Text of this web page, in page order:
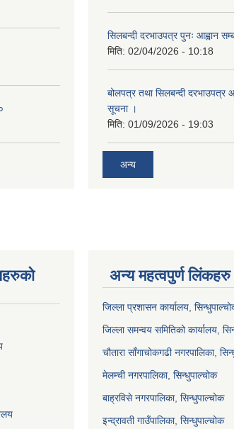
सिलबन्दी दरभाउपत्र पुनः आह्वान
मिति: 02/04/2026 - 10:18
बोलपत्र तथा सिलबन्दी दरभाउपत्र
सूचना ।
मिति: 01/09/2026 - 19:03
अन्य
अन्य महत्वपुर्ण लिंकहरु
जिल्ला प्रशासन कार्यालय,
जिल्ला समन्वय समितिको कार्यालय,
चौतारा साँगाचोकगढी नगरपालिका,
मेलम्ची नगरपालिका, सिन्धुपाल्चोक
बाह्रविसे नगरपालिका, सिन्धुपाल्चोक
इन्द्रावती गाउँपालिका, सिन्धुपाल्चोक